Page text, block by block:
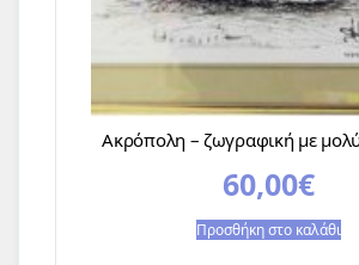
Ακρόπολη – ζωγραφική με
60,00€
Προσθήκη στο καλάθι